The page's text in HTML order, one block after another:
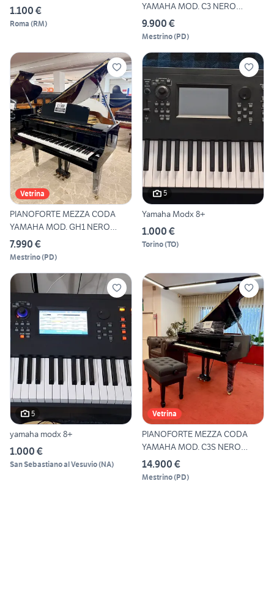
1.100 €
Roma (RM)
YAMAHA MOD. C3 NERO
LUCIDO
9.900 €
Mestrino(PD)
Vetrina
PIANOFORTE MEZZA CODA
YAMAHA MOD. GH1 NERO
LUCIDO
7.990 €
Mestrino(PD)
5
Yamaha Modx 8+
1.000 €
Torino(TO)
5
yamaha modx 8+
1.000 €
San Sebastiano al Vesuvio(NA)
Vetrina
PIANOFORTE MEZZA CODA
YAMAHA MOD. C3S NERO
LUCIDO
14.900 €
Mestrino(PD)